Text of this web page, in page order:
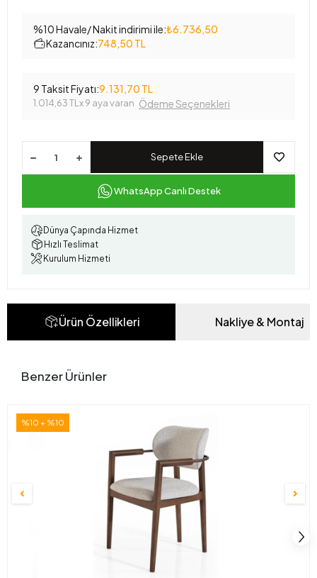
%10 Havale/ Nakit indirimi ile:₺6.736,50
Kazancınız:748,50 TL
9 Taksit Fiyatı:9.131,70 TL
1.014,63 TL x 9 aya varan Ödeme Seçenekleri
Sepete Ekle
WhatsApp Canlı Destek
Dünya Çapında Hizmet
Hızlı Teslimat
Kurulum Hizmeti
Ürün Özellikleri Nakliye & Montaj
Benzer Ürünler
%10 + %10